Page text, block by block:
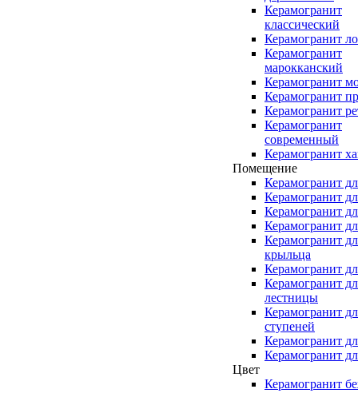
Керамогранит
классический
Керамогранит
Керамогранит
марокканский
Керамогранит
Керамогранит
Керамогранит
Керамогранит
современный
Керамогранит
Помещение
Керамогранит
Керамогранит
Керамогранит
Керамогранит
Керамогранит
крыльца
Керамогранит
Керамогранит
лестницы
Керамогранит
ступеней
Керамогранит
Керамогранит
Цвет
Керамогранит